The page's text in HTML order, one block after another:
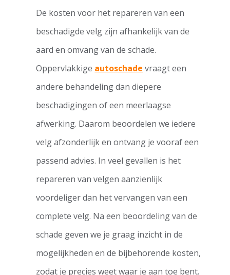
De kosten voor het repareren van een
beschadigde velg zijn afhankelijk van de
aard en omvang van de schade.
Oppervlakkige autoschade vraagt een
andere behandeling dan diepere
beschadigingen of een meerlaagse
afwerking. Daarom beoordelen we iedere
velg afzonderlijk en ontvang je vooraf een
passend advies. In veel gevallen is het
repareren van velgen aanzienlijk
voordeliger dan het vervangen van een
complete velg. Na een beoordeling van de
schade geven we je graag inzicht in de
mogelijkheden en de bijbehorende kosten,
zodat je precies weet waar je aan toe bent.